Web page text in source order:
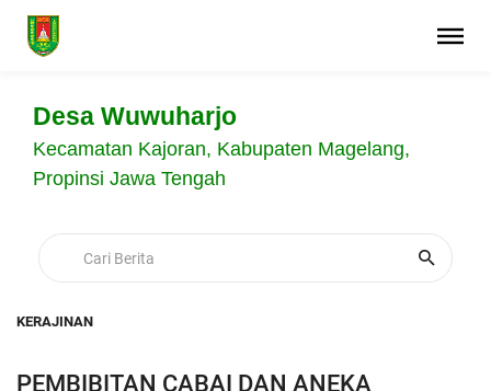
Desa Wuwuharjo
Kecamatan Kajoran, Kabupaten Magelang,
Propinsi Jawa Tengah
KERAJINAN
PEMBIBITAN CABAI DAN ANEKA